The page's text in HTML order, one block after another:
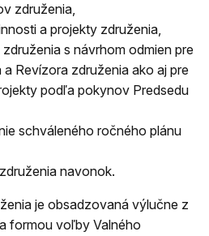
združenia,
a projekty združenia,
s návrhom odmien pre
Revízora združenia ako aj pre
podľa pokynov Predsedu
schváleného ročného plánu
navonok.
je obsadzovaná výlučne z
formou voľby Valného